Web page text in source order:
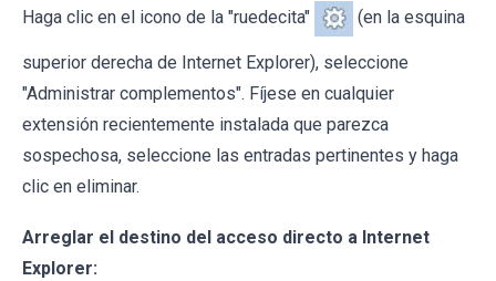
Haga clic en el icono de la "ruedecita" (en la esquina
superior derecha de Internet Explorer), seleccione
"Administrar complementos". Fíjese en cualquier
extensión recientemente instalada que parezca
sospechosa, seleccione las entradas pertinentes y haga
clic en eliminar.
Arreglar el destino del acceso directo a Internet
Explorer: